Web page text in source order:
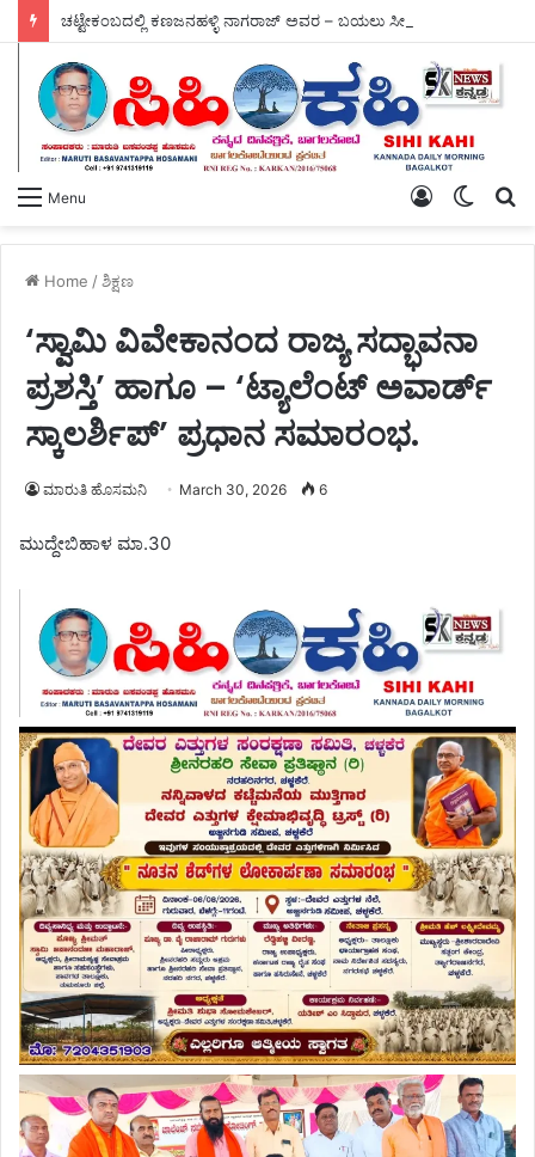
Menu
Switch
Log
Home /ಶಿಕ್ಷಣ
‘ಸ್ವಾಮಿ ವಿವೇಕಾನಂದ ರಾಜ್ಯ ಸದ್ಭಾವನಾ
ಪ್ರಶಸ್ತಿ’ ಹಾಗೂ – ‘ಟ್ಯಾಲೆಂಟ್ ಅವಾರ್ಡ್
ಸ್ಕಾಲರ್ಶಿಪ್’ ಪ್ರಧಾನ ಸಮಾರಂಭ.
ಮಾರುತಿ ಹೊಸಮನಿ March 30, 2026 6
ಮುದ್ದೇಬಿಹಾಳ ಮಾ.30